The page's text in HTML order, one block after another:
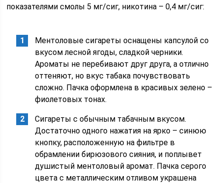
показателями смолы 5 мг/сиг, никотина – 0,4 мг/сиг:
Ментоловые сигареты оснащены капсулой со
вкусом лесной ягоды, сладкой черники.
Ароматы не перебивают друг друга, а отлично
оттеняют, но вкус табака почувствовать
сложно. Пачка оформлена в красивых зелено –
фиолетовых тонах.
Сигареты с обычным табачным вкусом.
Достаточно одного нажатия на ярко – синюю
кнопку, расположенную на фильтре в
обрамлении бирюзового сияния, и поплывет
душистый ментоловый аромат. Пачка серого
цвета с металлическим отливом украшена